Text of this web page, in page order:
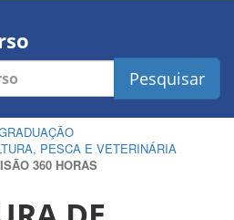
Pesquisar
PESCA E VETERINÁRIA
360 HORAS